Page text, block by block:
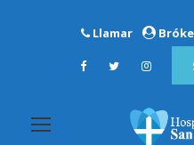
Llamar